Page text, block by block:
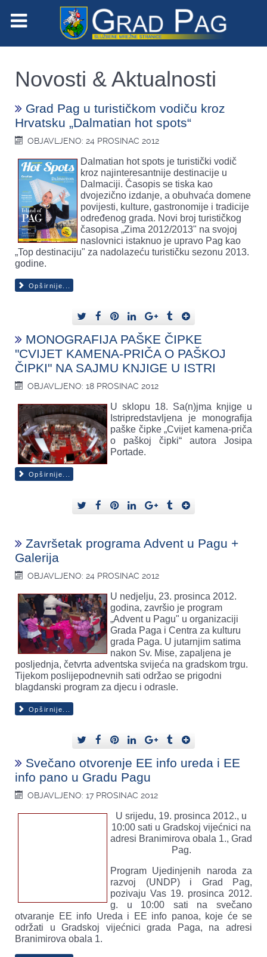
Novosti & Aktualnosti
Grad Pag u turističkom vodiču kroz
Hrvatsku „Dalmatian hot spots“
OBJAVLJENO: 24 PROSINAC 2012
Dalmatian hot spots je turistički vodič
kroz najinteresantnije destinacije u
Dalmaciji. Časopis se tiska kao
dvojezično izdanje, a obuhvaća domene
povijesti, kulture, gastronomije i tradicije
određenog grada. Novi broj turističkog
časopisa „Zima 2012/2013" na svojoj
naslovnici istaknuo je upravo Pag kao
„Top destinaciju" za nadolazeću turističku sezonu 2013.
godine.
Opširnije...
MONOGRAFIJA PAŠKE ČIPKE
"CVIJET KAMENA-PRIČA O PAŠKOJ
ČIPKI" NA SAJMU KNJIGE U ISTRI
OBJAVLJENO: 18 PROSINAC 2012
U sklopu 18. Sa(n)jma knjige u
Istripredstavljena je monografija
paške čipke „Cvijet kamena-priča
o paškoj čipki“ autora Josipa
Portade.
Opširnije...
Završetak programa Advent u Pagu +
Galerija
OBJAVLJENO: 24 PROSINAC 2012
U nedjelju, 23. prosinca 2012.
godina, završio je program
„Advent u Pagu" u organizaciji
Grada Paga i Centra za kulturu
grada Paga. U jutarnjim satima
nakon Sv. Mise, zapaljena je
posljednja, četvrta adventska svijeća na gradskom trgu.
Tijekom poslijepodnevnih sati održao se prigodni
blagdanski program za djecu i odrasle.
Opširnije...
Svečano otvorenje EE info ureda i EE
info pano u Gradu Pagu
OBJAVLJENO: 17 PROSINAC 2012
U srijedu, 19. prosinca 2012., u
10:00 sati u Gradskoj vijećnici na
adresi Branimirova obala 1., Grad
Pag.
Program Ujedinjenih naroda za
razvoj (UNDP) i Grad Pag,
pozivaju Vas 19. prosinca 2012.
g. u 10:00 sati na svečano
otvaranje EE info Ureda i EE info panoa, koje će se
održati u Gradskoj vijećnici grada Paga, na adresi
Branimirova obala 1.